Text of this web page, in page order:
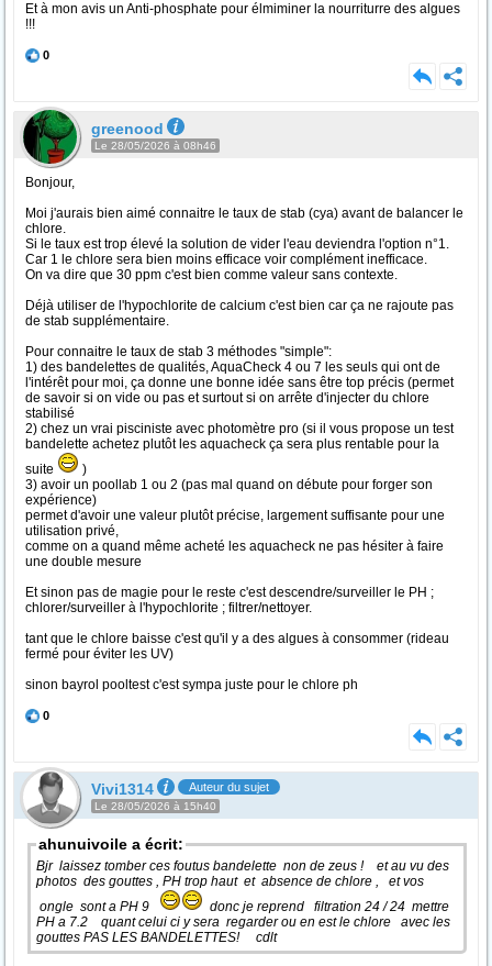
Et à mon avis un Anti-phosphate pour élmiminer la nourriturre des algues
!!!
0
greenood
Le 28/05/2026 à 08h46
Bonjour,
Moi j'aurais bien aimé connaitre le taux de stab (cya) avant de balancer le
chlore.
Si le taux est trop élevé la solution de vider l'eau deviendra l'option n°1.
Car 1 le chlore sera bien moins efficace voir complément inefficace.
On va dire que 30 ppm c'est bien comme valeur sans contexte.
Déjà utiliser de l'hypochlorite de calcium c'est bien car ça ne rajoute pas
de stab supplémentaire.
Pour connaitre le taux de stab 3 méthodes "simple":
1) des bandelettes de qualités, AquaCheck 4 ou 7 les seuls qui ont de
l'intérêt pour moi, ça donne une bonne idée sans être top précis (permet
de savoir si on vide ou pas et surtout si on arrête d'injecter du chlore
stabilisé
2) chez un vrai pisciniste avec photomètre pro (si il vous propose un test
bandelette achetez plutôt les aquacheck ça sera plus rentable pour la
suite
)
3) avoir un poollab 1 ou 2 (pas mal quand on débute pour forger son
expérience)
permet d'avoir une valeur plutôt précise, largement suffisante pour une
utilisation privé,
comme on a quand même acheté les aquacheck ne pas hésiter à faire
une double mesure
Et sinon pas de magie pour le reste c'est descendre/surveiller le PH ;
chlorer/surveiller à l'hypochlorite ; filtrer/nettoyer.
tant que le chlore baisse c'est qu'il y a des algues à consommer (rideau
fermé pour éviter les UV)
sinon bayrol pooltest c'est sympa juste pour le chlore ph
0
Vivi1314 Auteur du sujet
Le 28/05/2026 à 15h40
ahunuivoile a écrit:
Bjr laissez tomber ces foutus bandelette non de zeus ! et au vu des
photos des gouttes , PH trop haut et absence de chlore , et vos
ongle sont a PH 9
donc je reprend filtration 24 / 24 mettre
PH a 7.2 quant celui ci y sera regarder ou en est le chlore avec les
gouttes PAS LES BANDELETTES! cdlt